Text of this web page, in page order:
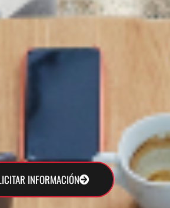
INFORMACIÓN